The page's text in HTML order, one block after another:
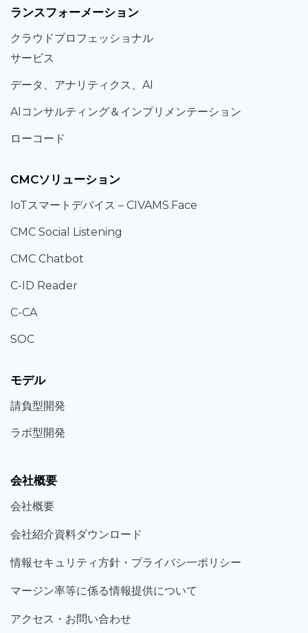
ランスフォーメーション
クラウドプロフェッショナル
サービス
データ、 アナリティクス、 AI
AIコンサルティング＆ インプリメンテーション
ローコード
CMCソリューション
IoTスマートデバイス – CIVAMS.Face
CMC Social Listening
CMC Chatbot
C-ID Reader
C-CA
SOC
モデル
請負型開発
ラボ型開発
会社概要
会社概要
会社紹介資料ダウンロード
情報セキュリティ方針・プライバシ一ポリシー
マージン率等に係る情報提供について
アクセス・お問い合わせ